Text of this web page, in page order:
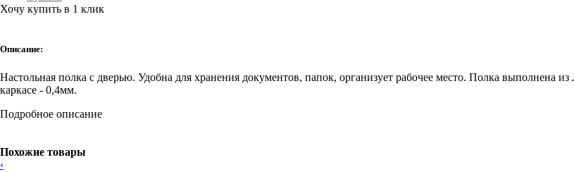
Хочу купить в 1 клик
Описание:
Настольная полка с дверью. Удобна для хранения документов, папок, организует рабочее место. Полка
каркасе - 0,4мм.
Подробное описание
Похожие товары
‹